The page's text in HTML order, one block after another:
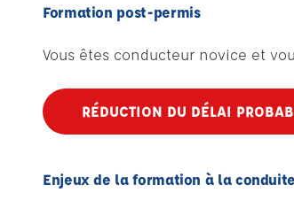
Formation post-permis
Vous êtes conducteur novice et
RÉDUCTION DU DÉLAI
Enjeux de la formation à la conduite